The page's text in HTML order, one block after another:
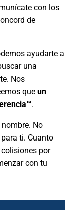
con los
de
ayudarte a
una
Nos
que un
.
No
ti. Cuanto
por
con tu